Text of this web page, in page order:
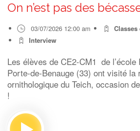
On n’est pas des
03/07/2026 12:00 am
Classes
Interview
Les élèves de CE2-CM1 de l’école
Porte-de-Benauge (33) ont visité la
ornithologique du Teich, occasion
!